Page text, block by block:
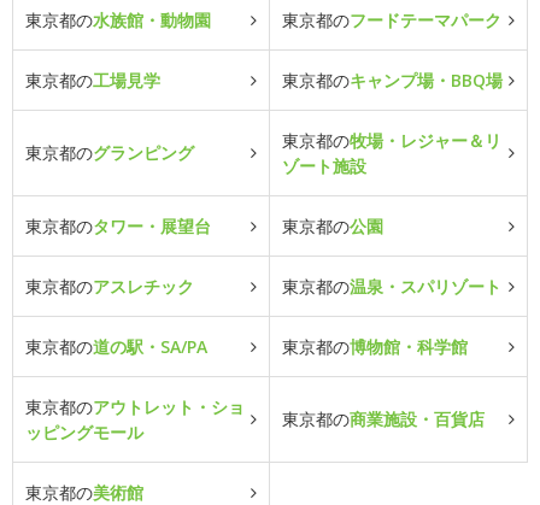
東京都の水族館・動物園 東京都のフードテーマパーク
東京都の工場見学 東京都のキャンプ場・BBQ場
東京都のグランピング
東京都の牧場・レジャー＆リ
ゾート施設
東京都のタワー・展望台 東京都の公園
東京都のアスレチック 東京都の温泉・スパリゾート
東京都の道の駅・SA/PA 東京都の博物館・科学館
東京都のアウトレット・ショ
ッピングモール
東京都の商業施設・百貨店
東京都の美術館